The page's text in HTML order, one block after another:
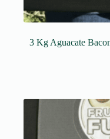
3 Kg Aguacate